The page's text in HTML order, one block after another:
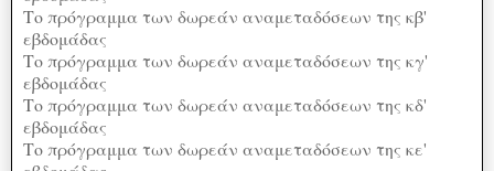
Το πρόγραμμα των δωρεάν αναμεταδόσεων της κβ'
εβδομάδας
Το πρόγραμμα των δωρεάν αναμεταδόσεων της κγ'
εβδομάδας
Το πρόγραμμα των δωρεάν αναμεταδόσεων της κδ'
εβδομάδας
Το πρόγραμμα των δωρεάν αναμεταδόσεων της κε'